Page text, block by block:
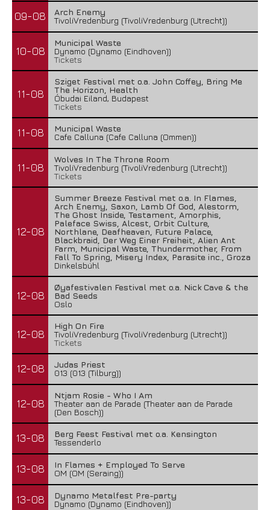
09-08
Arch Enemy
TivoliVredenburg (TivoliVredenburg (Utrecht))
10-08
Municipal Waste
Dynamo (Dynamo (Eindhoven))
Tickets
11-08
Sziget Festival met o.a. John Coffey, Bring Me
The Horizon, Health
Óbudai Eiland, Budapest
Tickets
11-08
Municipal Waste
Cafe Calluna (Cafe Calluna (Ommen))
11-08
Wolves In The Throne Room
TivoliVredenburg (TivoliVredenburg (Utrecht))
Tickets
12-08
Summer Breeze Festival met o.a. In Flames,
Arch Enemy, Saxon, Lamb Of God, Alestorm,
The Ghost Inside, Testament, Amorphis,
Paleface Swiss, Alcest, Orbit Culture,
Northlane, Deafheaven, Future Palace,
Blackbraid, Der Weg Einer Freiheit, Alien Ant
Farm, Municipal Waste, Thundermother, From
Fall To Spring, Misery Index, Parasite inc., Groza
Dinkelsbühl
12-08
Øyafestivalen Festival met o.a. Nick Cave & the
Bad Seeds
Oslo
12-08
High On Fire
TivoliVredenburg (TivoliVredenburg (Utrecht))
Tickets
12-08
Judas Priest
013 (013 (Tilburg))
12-08
Ntjam Rosie - Who I Am
Theater aan de Parade (Theater aan de Parade
(Den Bosch))
13-08
Berg Feest Festival met o.a. Kensington
Tessenderlo
13-08
In Flames + Employed To Serve
OM (OM (Seraing))
13-08
Dynamo Metalfest Pre-party
Dynamo (Dynamo (Eindhoven))